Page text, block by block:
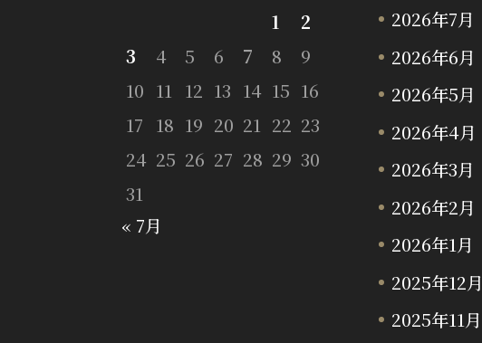
1
2
3
4 5 6 7 8
9
10 11 12 13 14 15 16
17 18 19 20 21 22 23
24 25 26 27 28 29 30
31
« 7月
2026年7月
2026年6月
2026年5月
2026年4月
2026年3月
2026年2月
2026年1月
2025年12月
2025年11月